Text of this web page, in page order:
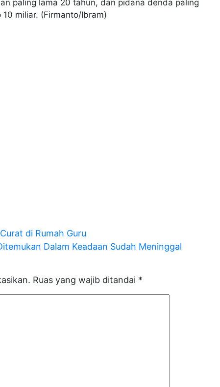
paling lama 20 tahun, dan pidana denda paling
miliar. (Firmanto/Ibram)
di Rumah Guru
Dalam Keadaan Sudah Meninggal
Ruas yang wajib ditandai *